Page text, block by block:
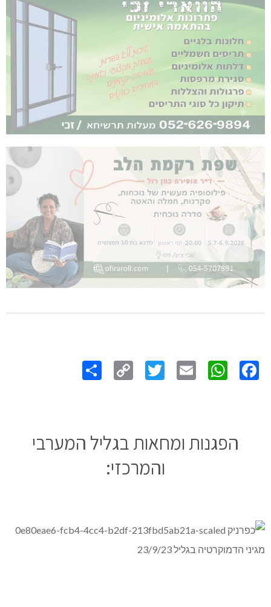
Link
הפגנות ומחאות בגליל המערבי
והמרכזי: